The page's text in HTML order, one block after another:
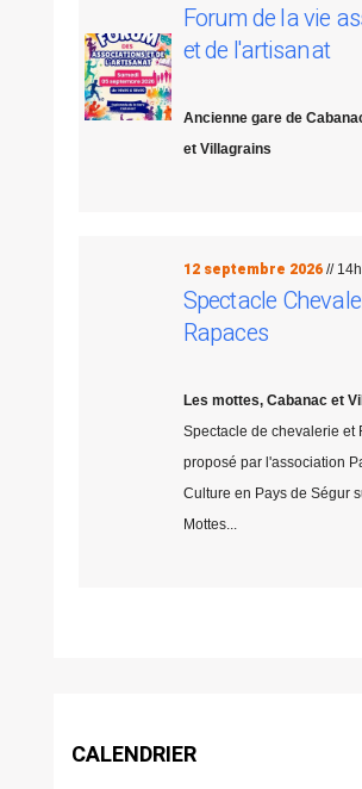
Forum de la vie
et de l'artisanat
Ancienne gare de
et Villagrains
12 septembre 2026 //
Spectacle
Rapaces
Les mottes, Cabanac et
Spectacle de chevalerie et
proposé par l'association
Culture en Pays de Ségur
Mottes...
CALENDRIER